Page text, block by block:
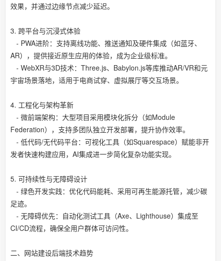
效果，并通过边缘节点减少延迟。
3. 跨平台与沉浸式体验
- PWA进阶：支持离线功能、推送通知及硬件集成（如蓝牙、
AR），提供接近原生应用的体验，成为企业级标准。
- WebXR与3D技术：Three.js、Babylon.js等库推动AR/VR和元
宇宙场景落地，适用于电商试穿、虚拟展厅等交互场景。
4. 工程化与架构革新
- 微前端架构：大型项目采用模块化拆分（如Module
Federation），支持多团队独立开发部署，提升协作效率。
- 低代码/无代码平台：可视化工具（如Squarespace）赋能非开
发者快速构建应用，AI集成进一步简化复杂功能实现。
5. 可持续性与无障碍设计
- 绿色开发实践：优化代码能耗、采用可再生能源托管，减少碳
足迹。
- 无障碍优先：自动化测试工具（Axe、Lighthouse）集成至
CI/CD流程，确保全用户群体可访问性。
二、网站建设后端技术趋势